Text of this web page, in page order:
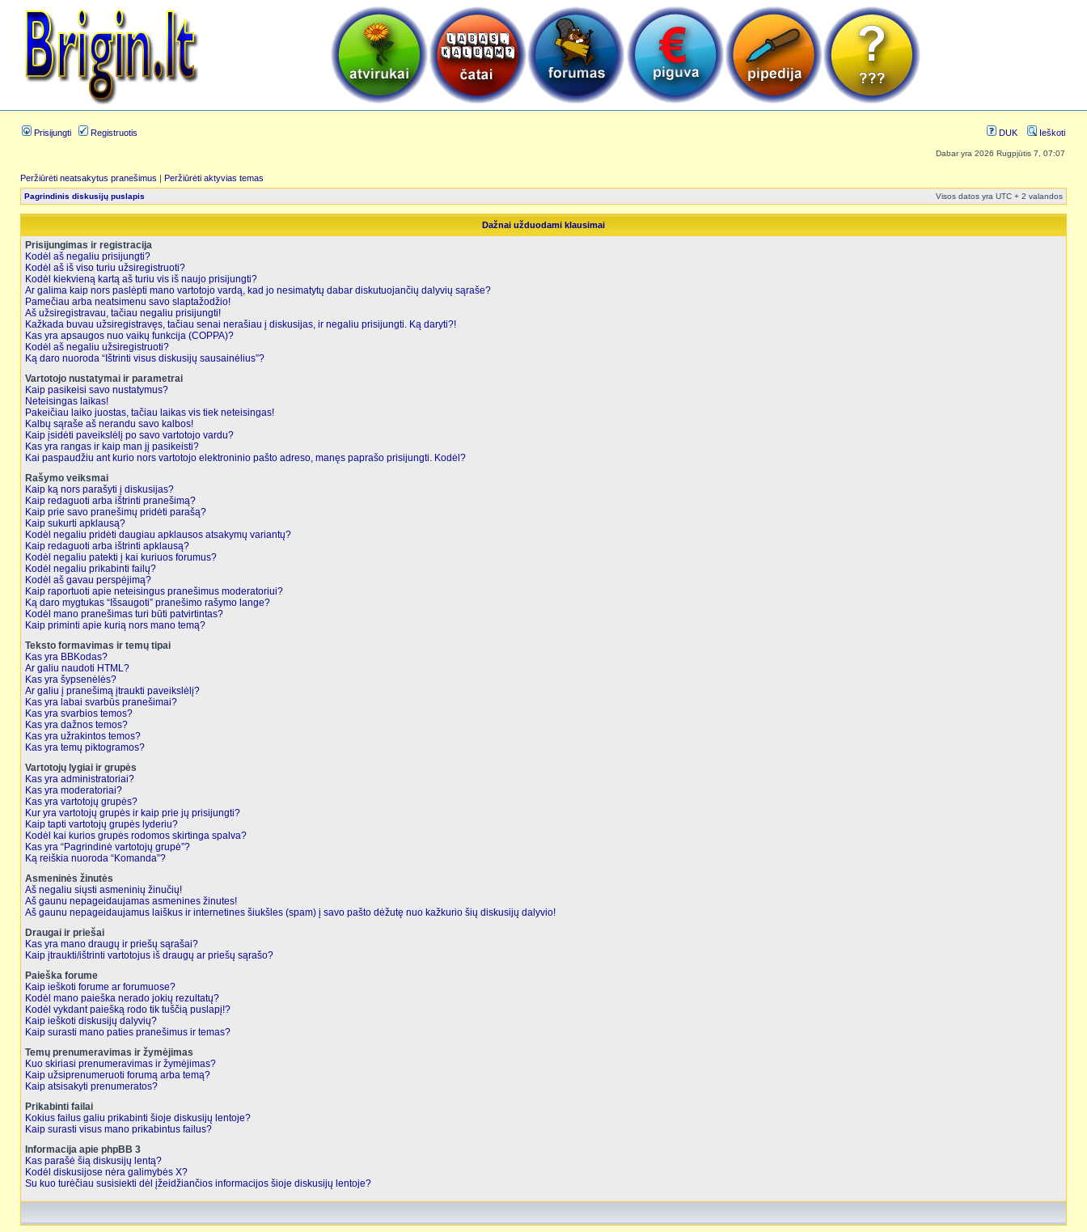
Prisijungti Registruotis DUK Ieškoti
Dabar yra 2026 Rugpjūtis 7, 07:07
Peržiūrėti neatsakytus pranešimus | Peržiūrėti aktyvias temas
Pagrindinis diskusijų puslapis Visos datos yra UTC + 2 valandos
Dažnai užduodami klausimai
Prisijungimas ir registracija
Kodėl aš negaliu prisijungti?
Kodėl aš iš viso turiu užsiregistruoti?
Kodėl kiekvieną kartą aš turiu vis iš naujo prisijungti?
Ar galima kaip nors paslėpti mano vartotojo vardą, kad jo nesimatytų dabar diskutuojančių dalyvių sąraše?
Pamečiau arba neatsimenu savo slaptažodžio!
Aš užsiregistravau, tačiau negaliu prisijungti!
Kažkada buvau užsiregistravęs, tačiau senai nerašiau į diskusijas, ir negaliu prisijungti. Ką daryti?!
Kas yra apsaugos nuo vaikų funkcija (COPPA)?
Kodėl aš negaliu užsiregistruoti?
Ką daro nuoroda “Ištrinti visus diskusijų sausainėlius”?
Vartotojo nustatymai ir parametrai
Kaip pasikeisi savo nustatymus?
Neteisingas laikas!
Pakeičiau laiko juostas, tačiau laikas vis tiek neteisingas!
Kalbų sąraše aš nerandu savo kalbos!
Kaip įsidėti paveikslėlį po savo vartotojo vardu?
Kas yra rangas ir kaip man jį pasikeisti?
Kai paspaudžiu ant kurio nors vartotojo elektroninio pašto adreso, manęs paprašo prisijungti. Kodėl?
Rašymo veiksmai
Kaip ką nors parašyti į diskusijas?
Kaip redaguoti arba ištrinti pranešimą?
Kaip prie savo pranešimų pridėti parašą?
Kaip sukurti apklausą?
Kodėl negaliu pridėti daugiau apklausos atsakymų variantų?
Kaip redaguoti arba ištrinti apklausą?
Kodėl negaliu patekti į kai kuriuos forumus?
Kodėl negaliu prikabinti failų?
Kodėl aš gavau perspėjimą?
Kaip raportuoti apie neteisingus pranešimus moderatoriui?
Ką daro mygtukas “Išsaugoti” pranešimo rašymo lange?
Kodėl mano pranešimas turi būti patvirtintas?
Kaip priminti apie kurią nors mano temą?
Teksto formavimas ir temų tipai
Kas yra BBKodas?
Ar galiu naudoti HTML?
Kas yra šypsenėlės?
Ar galiu į pranešimą įtraukti paveikslėlį?
Kas yra labai svarbūs pranešimai?
Kas yra svarbios temos?
Kas yra dažnos temos?
Kas yra užrakintos temos?
Kas yra temų piktogramos?
Vartotojų lygiai ir grupės
Kas yra administratoriai?
Kas yra moderatoriai?
Kas yra vartotojų grupės?
Kur yra vartotojų grupės ir kaip prie jų prisijungti?
Kaip tapti vartotojų grupės lyderiu?
Kodėl kai kurios grupės rodomos skirtinga spalva?
Kas yra “Pagrindinė vartotojų grupė”?
Ką reiškia nuoroda “Komanda”?
Asmeninės žinutės
Aš negaliu siųsti asmeninių žinučių!
Aš gaunu nepageidaujamas asmenines žinutes!
Aš gaunu nepageidaujamus laiškus ir internetines šiukšles (spam) į savo pašto dėžutę nuo kažkurio šių diskusijų dalyvio!
Draugai ir priešai
Kas yra mano draugų ir priešų sąrašai?
Kaip įtraukti/ištrinti vartotojus iš draugų ar priešų sąrašo?
Paieška forume
Kaip ieškoti forume ar forumuose?
Kodėl mano paieška nerado jokių rezultatų?
Kodėl vykdant paiešką rodo tik tuščią puslapį!?
Kaip ieškoti diskusijų dalyvių?
Kaip surasti mano paties pranešimus ir temas?
Temų prenumeravimas ir žymėjimas
Kuo skiriasi prenumeravimas ir žymėjimas?
Kaip užsiprenumeruoti forumą arba temą?
Kaip atsisakyti prenumeratos?
Prikabinti failai
Kokius failus galiu prikabinti šioje diskusijų lentoje?
Kaip surasti visus mano prikabintus failus?
Informacija apie phpBB 3
Kas parašė šią diskusijų lentą?
Kodėl diskusijose nėra galimybės X?
Su kuo turėčiau susisiekti dėl įžeidžiančios informacijos šioje diskusijų lentoje?